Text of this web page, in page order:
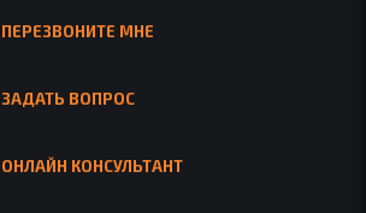
ПЕРЕЗВОНИТЕ МНЕ
ЗАДАТЬ ВОПРОС
ОНЛАЙН КОНСУЛЬТАНТ